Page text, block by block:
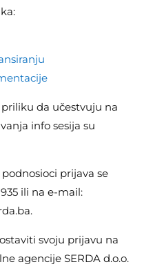
da učestvuju na
info sesija su
prijava se
ili na e-mail:
.
svoju prijavu na
agencije SERDA d.o.o.